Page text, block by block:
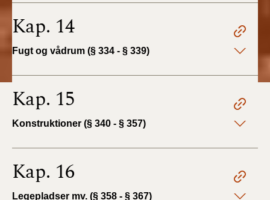
Kap. 14
Fugt og vådrum (§ 334 - § 339)
Kap. 15
Konstruktioner (§ 340 - § 357)
Kap. 16
Legepladser mv. (§ 358 - § 367)